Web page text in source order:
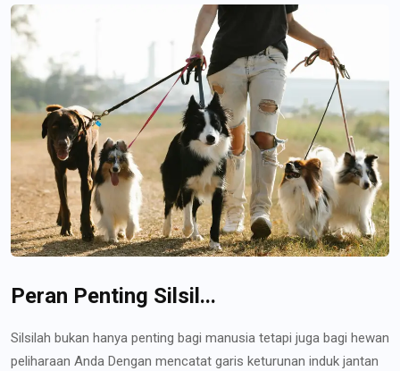
Peran Penting Silsil...
Silsilah bukan hanya penting bagi manusia tetapi juga bagi hewan
peliharaan Anda Dengan mencatat garis keturunan induk jantan